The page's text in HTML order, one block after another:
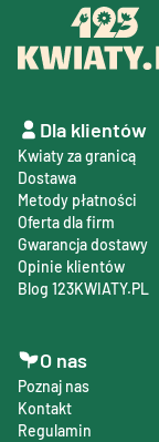
Dla klientów
Kwiaty za granicą
Dostawa
Metody płatności
Oferta dla firm
Gwarancja dostawy
Opinie klientów
Blog 123KWIATY.PL
O nas
Poznaj nas
Kontakt
Regulamin